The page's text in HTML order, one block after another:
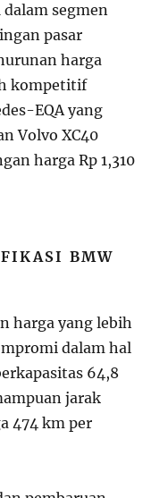
segmen
pasar
harga
kompetitif
EQA yang
Volvo XC40
harga Rp 1,310
BMW
harga yang lebih
dalam hal
64,8
jarak
474 km per